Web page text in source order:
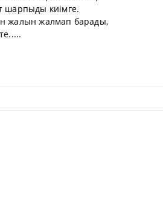
шарпыды киімге.
жалын жалмап барады,